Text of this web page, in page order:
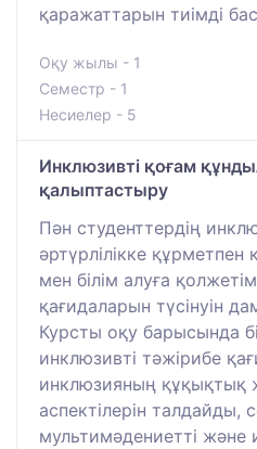
қаражаттарын тиімді
Оқу жылы - 1
Семестр - 1
Несиелер - 5
Инклюзивті қоғам
қалыптастыру
Пән студенттердің
әртүрлілікке құрметпен
мен білім алуға
қағидаларын түсінуін
Курсты оқу барысында
инклюзивті тәжірибе
инклюзияның құқықтық
аспектілерін талдайды,
мультимәдениетті және